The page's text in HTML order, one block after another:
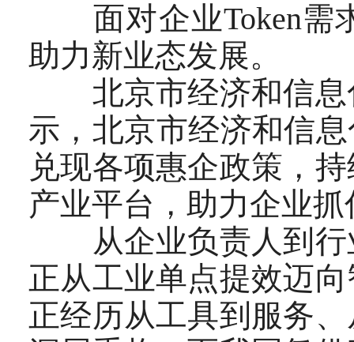
面对企业Token需
助力新业态发展。
北京市经济和信息
示，北京市经济和信
兑现各项惠企政策，
产业平台，助力企业
从企业负责人到行
正从工业单点提效迈
正经历从工具到服务